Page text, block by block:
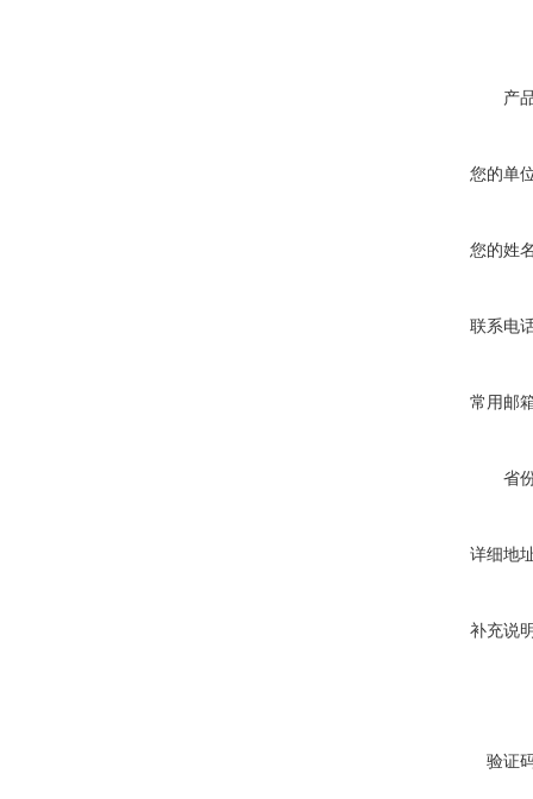
产
您的单
您的姓
联系电
常用邮
省
详细地
补充说
验证